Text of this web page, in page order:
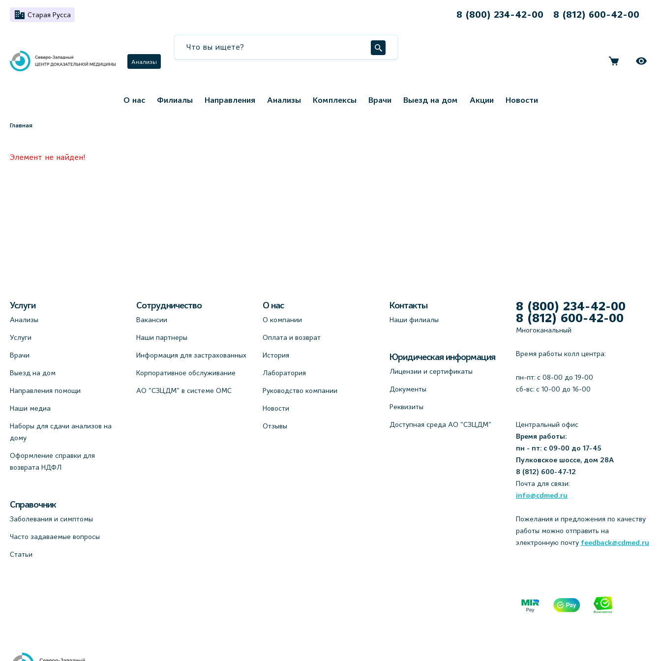
Старая Русса 8 (800) 234-42-00 8 (812) 600-42-00
Анализы
О нас Филиалы Направления Анализы Комплексы Врачи Выезд на дом Акции Новости
Главная
Элемент не найден!
Услуги
Анализы
Услуги
Врачи
Выезд на дом
Направления помощи
Наши медиа
Наборы для сдачи анализов на
дому
Оформление справки для
возврата НДФЛ
Справочник
Заболевания и симптомы
Часто задаваемые вопросы
Статьи
Сотрудничество
Вакансии
Наши партнеры
Информация для застрахованных
Корпоративное обслуживание
АО "СЗЦДМ" в системе ОМС
О нас
О компании
Оплата и возврат
История
Лаборатория
Руководство компании
Новости
Отзывы
Контакты
Наши филиалы
Юридическая информация
Лицензии и сертификаты
Документы
Реквизиты
Доступная среда АО "СЗЦДМ"
8 (800) 234-42-00
8 (812) 600-42-00
Многоканальный
Время работы колл центра:
пн-пт: c 08-00 до 19-00
сб-вс: с 10-00 до 16-00
Центральный офис
Время работы:
пн - пт: с 09-00 до 17-45
Пулковское шоссе, дом 28А
8 (812) 600-47-12
Почта для связи:
info@cdmed.ru
Пожелания и предложения по качеству
работы можно отправить на
электронную почту feedback@cdmed.ru